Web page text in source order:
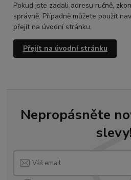
Pokud jste zadali adresu ručně,
správně. Případně můžete použít
přejít na úvodní stránku.
Přejít na úvodní stránku
Nepropásněte